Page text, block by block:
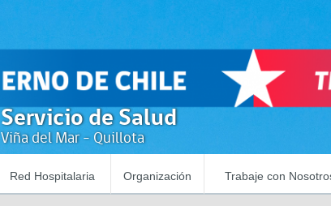
Servicio de Salud
Viña del Mar - Quillota
Red Hospitalaria Organización Trabaje con